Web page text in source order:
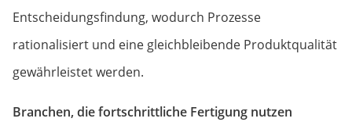
Entscheidungsfindung, wodurch Prozesse
rationalisiert und eine gleichbleibende Produktqualität
gewährleistet werden.
Branchen, die fortschrittliche Fertigung nutzen